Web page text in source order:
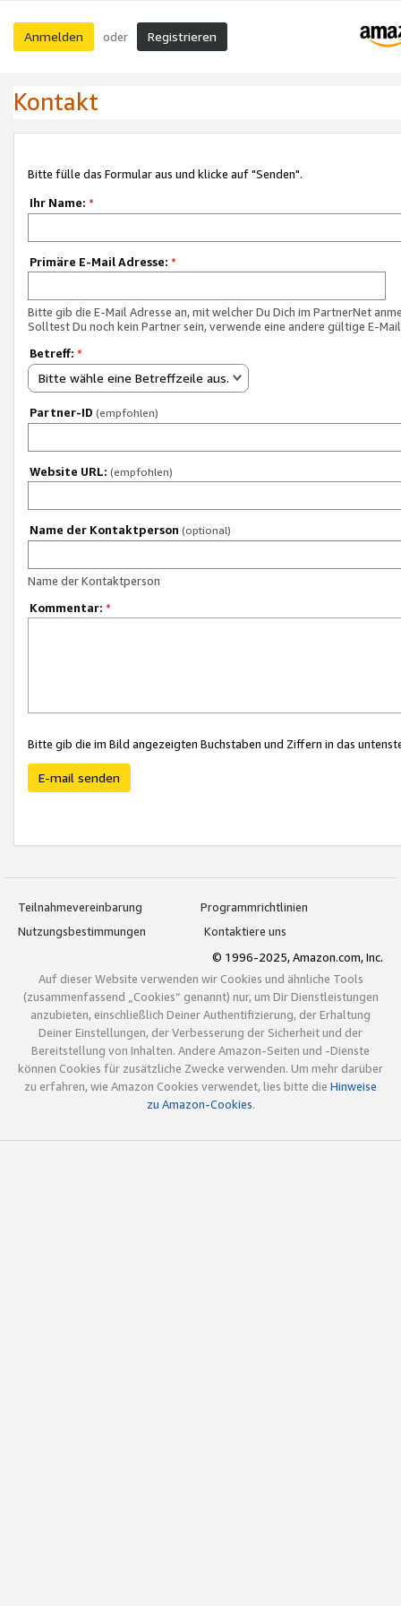
Anmelden oder Registrieren
Kontakt
Bitte fülle das Formular aus und klicke auf "Senden".
Ihr Name: *
Primäre E-Mail Adresse: *
Bitte gib die E-Mail Adresse an, mit welcher Du Dich im PartnerNet
Solltest Du noch kein Partner sein, verwende eine andere gültige E-
Betreff: *
Bitte wähle eine Betreffzeile aus.
Partner-ID (empfohlen)
Website URL: (empfohlen)
Name der Kontaktperson (optional)
Name der Kontaktperson
Kommentar: *
Bitte gib die im Bild angezeigten Buchstaben und Ziffern in das
E-mail senden
Teilnahmevereinbarung
Programmrichtlinien
Nutzungsbestimmungen
Kontaktiere uns
© 1996-2025, Amazon.com, Inc.
Auf dieser Website verwenden wir Cookies und ähnliche Tools
(zusammenfassend „Cookies“ genannt) nur, um Dir Dienstleistungen
anzubieten, einschließlich Deiner Authentifizierung, der Erhaltung
Deiner Einstellungen, der Verbesserung der Sicherheit und der
Bereitstellung von Inhalten. Andere Amazon-Seiten und -Dienste
können Cookies für zusätzliche Zwecke verwenden. Um mehr darüber
zu erfahren, wie Amazon Cookies verwendet, lies bitte die Hinweise
zu Amazon-Cookies.